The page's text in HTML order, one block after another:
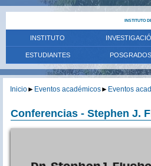
INSTITUTO
INSTITUTO
ESTUDIANTES POSGRADOS
Inicio► Eventos académicos► Eventos
Conferencias - Stephen J.